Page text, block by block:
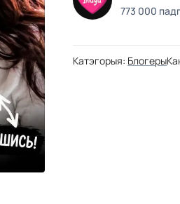
773 000
Катэгорыя: Блогеры